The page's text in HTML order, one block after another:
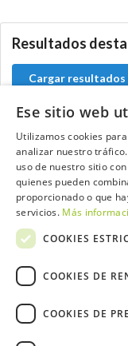
Resultados
Cargar
Contacta
Opina
Ese sitio web
Utilizamos cookies
analizar nuestro
uso de nuestro sitio
quienes pueden
proporcionado o que
servicios. Más
COOKIES
COOKIES DE
COOKIES DE